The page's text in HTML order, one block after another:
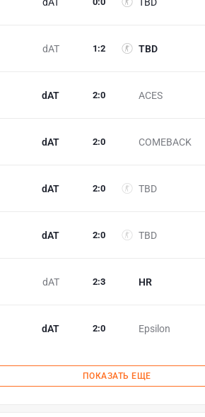
dAT TBD
1 :2
dAT ACES
2:0
dAT COMEBACK
2:0
dAT TBD
2:0
dAT TBD
2:0
dAT HR
2:3
dAT Epsilon
2:0
ПОКАЗАТЬ ЕЩЕ